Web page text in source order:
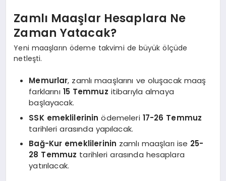
Zamlı Maaşlar Hesaplara Ne
Zaman Yatacak?
Yeni maaşların ödeme takvimi de büyük ölçüde
netleşti.
Memurlar, zamlı maaşlarını ve oluşacak maaş
farklarını 15 Temmuz itibarıyla almaya
başlayacak.
SSK emeklilerinin ödemeleri 17-26 Temmuz
tarihleri arasında yapılacak.
Bağ-Kur emeklilerinin zamlı maaşları ise 25-
28 Temmuz tarihleri arasında hesaplara
yatırılacak.